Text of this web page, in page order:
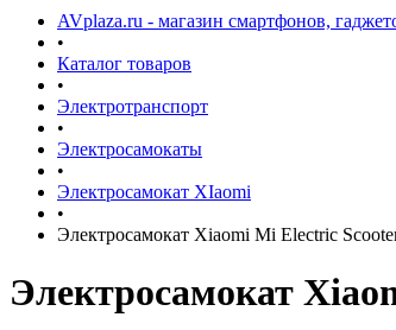
AVplaza.ru - магазин смартфонов,
•
Каталог товаров
•
Электротранспорт
•
Электросамокаты
•
Электросамокат XIaomi
•
Электросамокат Xiaomi Mi Electric
Электросамокат